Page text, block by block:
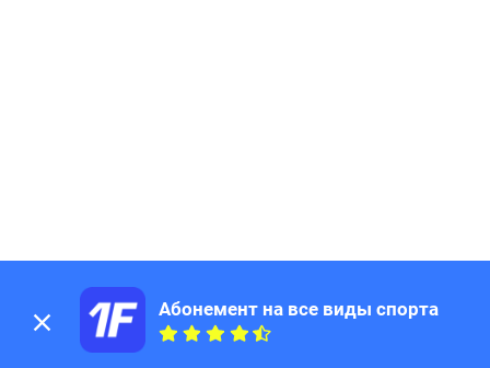
Абонемент на все виды спорта